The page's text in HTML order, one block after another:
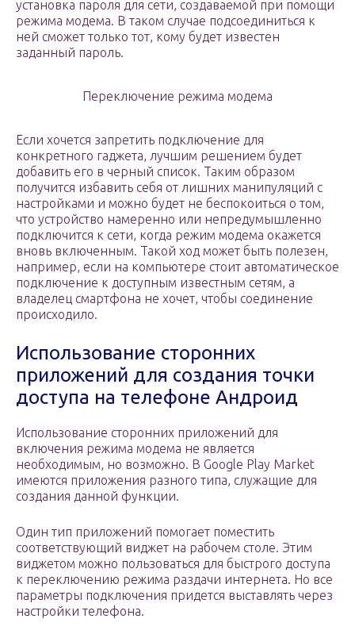
установка пароля для сети, создаваемой при помощи
режима модема. В таком случае подсоединиться к
ней сможет только тот, кому будет известен
заданный пароль.
Переключение режима модема
Если хочется запретить подключение для
конкретного гаджета, лучшим решением будет
добавить его в черный список. Таким образом
получится избавить себя от лишних манипуляций с
настройками и можно будет не беспокоиться о том,
что устройство намеренно или непредумышленно
подключится к сети, когда режим модема окажется
вновь включенным. Такой ход может быть полезен,
например, если на компьютере стоит автоматическое
подключение к доступным известным сетям, а
владелец смартфона не хочет, чтобы соединение
происходило.
Использование сторонних
приложений для создания точки
доступа на телефоне Андроид
Использование сторонних приложений для
включения режима модема не является
необходимым, но возможно. В Google Play Market
имеются приложения разного типа, служащие для
создания данной функции.
Один тип приложений помогает поместить
соответствующий виджет на рабочем столе. Этим
виджетом можно пользоваться для быстрого доступа
к переключению режима раздачи интернета. Но все
параметры подключения придется выставлять через
настройки телефона.